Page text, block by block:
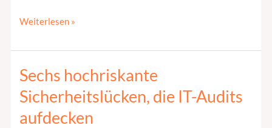
Weiterlesen »
Sechs hochriskante
Sicherheitslücken, die IT-Audits
aufdecken
Sechs
hochriskante
Sicherheitslücken,
die